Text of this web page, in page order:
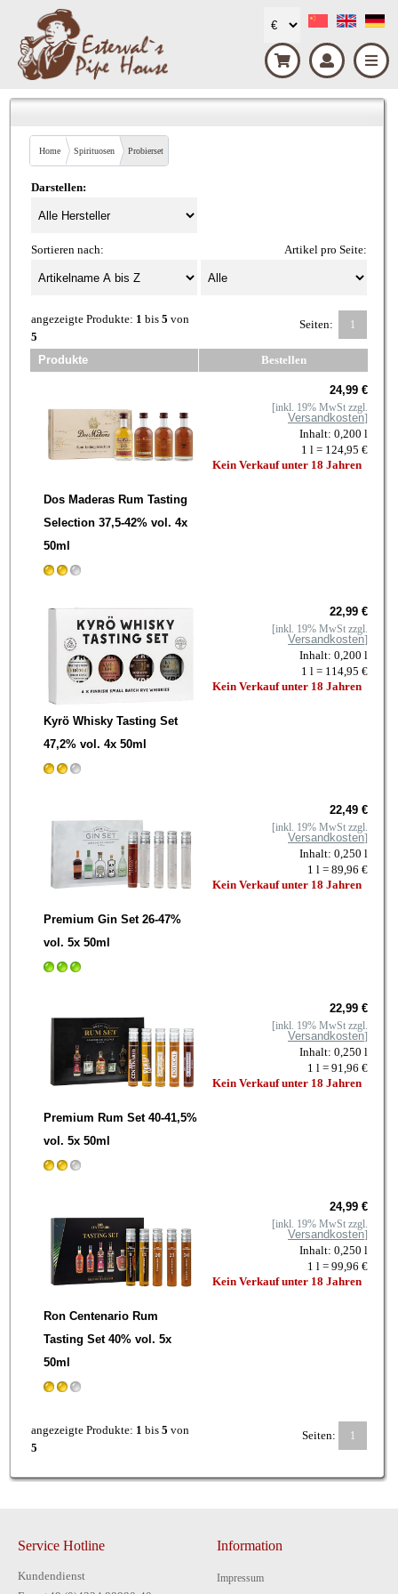
Home Spirituosen Probierset
Darstellen:
Sortieren nach: Artikel pro Seite:
angezeigte Produkte: 1 bis 5 von
5
Seiten: 1
Produkte Bestellen
Dos Maderas Rum Tasting
Selection 37,5-42% vol. 4x
50ml
24,99 €
[inkl. 19% MwSt zzgl.
Versandkosten]
Inhalt: 0,200 l
1 l = 124,95 €
Kein Verkauf unter 18 Jahren
Kyrö Whisky Tasting Set
47,2% vol. 4x 50ml
22,99 €
[inkl. 19% MwSt zzgl.
Versandkosten]
Inhalt: 0,200 l
1 l = 114,95 €
Kein Verkauf unter 18 Jahren
Premium Gin Set 26-47%
vol. 5x 50ml
22,49 €
[inkl. 19% MwSt zzgl.
Versandkosten]
Inhalt: 0,250 l
1 l = 89,96 €
Kein Verkauf unter 18 Jahren
Premium Rum Set 40-41,5%
vol. 5x 50ml
22,99 €
[inkl. 19% MwSt zzgl.
Versandkosten]
Inhalt: 0,250 l
1 l = 91,96 €
Kein Verkauf unter 18 Jahren
Ron Centenario Rum
Tasting Set 40% vol. 5x
50ml
24,99 €
[inkl. 19% MwSt zzgl.
Versandkosten]
Inhalt: 0,250 l
1 l = 99,96 €
Kein Verkauf unter 18 Jahren
angezeigte Produkte: 1 bis 5 von
5
Seiten: 1
Service Hotline
Kundendienst
Information
Impressum